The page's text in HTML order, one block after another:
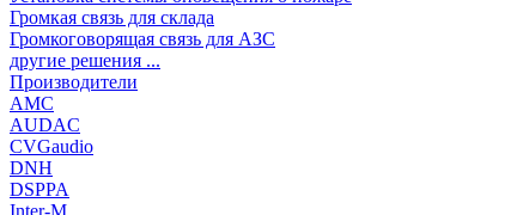
Громкая связь для склада
Громкоговорящая связь для АЗС
другие решения ...
Производители
AMC
AUDAC
CVGaudio
DNH
DSPPA
Inter-M